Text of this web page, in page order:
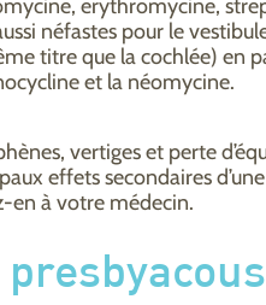
erythromycine,
néfastes pour le
titre que la cochlée) en
et la néomycine.
vertiges et perte
effets secondaires
en à votre médecin.